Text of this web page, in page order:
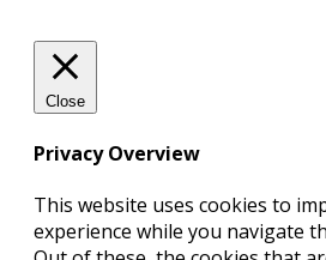
Close
Privacy Overview
This website uses cookies to
experience while you navigate